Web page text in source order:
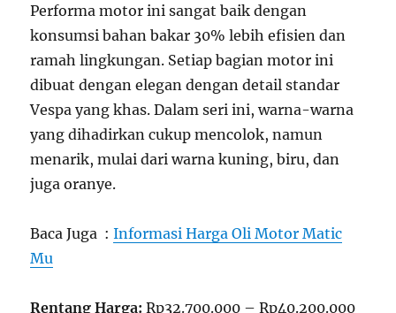
Performa motor ini sangat baik dengan
konsumsi bahan bakar 30% lebih efisien dan
ramah lingkungan. Setiap bagian motor ini
dibuat dengan elegan dengan detail standar
Vespa yang khas. Dalam seri ini, warna-warna
yang dihadirkan cukup mencolok, namun
menarik, mulai dari warna kuning, biru, dan
juga oranye.
Baca Juga :Informasi Harga Oli Motor Matic
Mu
Rentang Harga:Rp32.700.000 – Rp40.200.000